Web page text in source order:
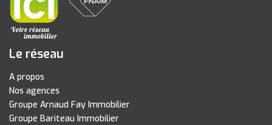
Le réseau
A propos
Nos agences
Groupe Arnaud Fay Immobilier
Groupe Bariteau Immobilier